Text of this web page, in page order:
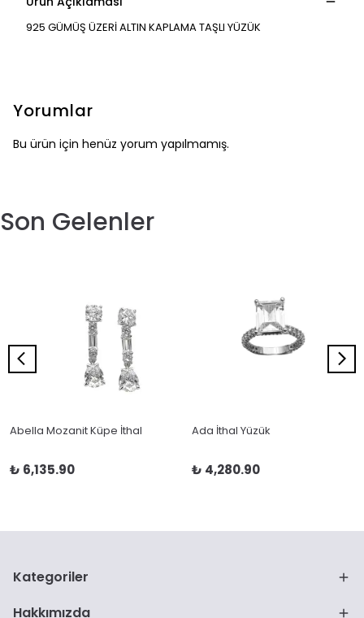
925 GÜMÜŞ ÜZERİ ALTIN KAPLAMA TAŞLI YÜZÜK
Yorumlar
Bu ürün için henüz yorum yapılmamış.
Son Gelenler
Abella Mozanit Küpe İthal
₺ 6,135.90
Ada İthal Yüzük
₺ 4,280.90
Kategoriler
Hakkımızda